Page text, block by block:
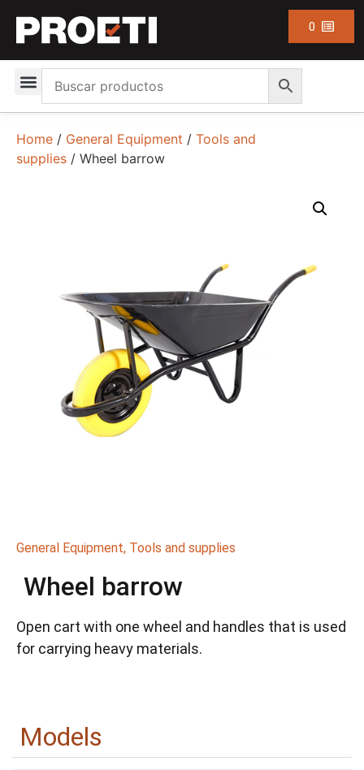
0
Home / General Equipment / Tools and
supplies / Wheel barrow
General Equipment, Tools and supplies
Wheel barrow
Open cart with one wheel and handles that is used
for carrying heavy materials.
Models